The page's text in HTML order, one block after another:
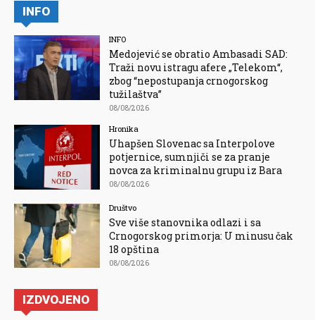
INFO
INFO
Medojević se obratio Ambasadi SAD:
Traži novu istragu afere „Telekom“,
zbog “nepostupanja crnogorskog
tužilaštva”
08/08/2026
Hronika
Uhapšen Slovenac sa Interpolove
potjernice, sumnjiči se za pranje
novca za kriminalnu grupu iz Bara
08/08/2026
Društvo
Sve više stanovnika odlazi i sa
Crnogorskog primorja: U minusu čak
18 opština
08/08/2026
IZDVOJENO